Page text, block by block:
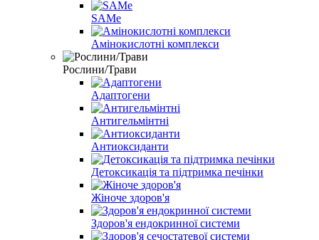
SAMe
Амінокислотні комплекси
Рослини/Трави
Адаптогени
Антигельмінтні
Антиоксиданти
Детоксикація та підтримка печінки
Жіноче здоров'я
Здоров'я ендокринної системи